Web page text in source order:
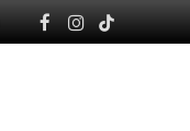
Facebook
Instagram
TikTok